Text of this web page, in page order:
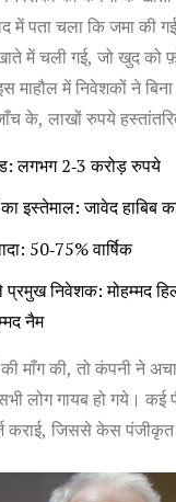
पर पैसे जमा करवा बैठे।
में पता चला कि जमा की
में चली गई, जो खुद को
माहौल में निवेशकों ने
के, लाखों रुपये
लगभग 2‑3 करोड़ रुपये
इस्तेमाल: जावेद हाबिब
50‑75% वार्षिक
निवेशक: मोहम्मद
नैम
की माँग की, तो कंपनी ने
लोग गायब हो गये। कई
कराई, जिससे केस